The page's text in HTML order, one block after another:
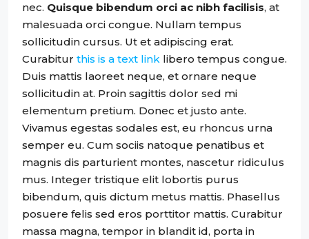
nec. Quisque bibendum orci ac nibh facilisis, at
malesuada orci congue. Nullam tempus
sollicitudin cursus. Ut et adipiscing erat.
Curabitur this is a text link libero tempus congue.
Duis mattis laoreet neque, et ornare neque
sollicitudin at. Proin sagittis dolor sed mi
elementum pretium. Donec et justo ante.
Vivamus egestas sodales est, eu rhoncus urna
semper eu. Cum sociis natoque penatibus et
magnis dis parturient montes, nascetur ridiculus
mus. Integer tristique elit lobortis purus
bibendum, quis dictum metus mattis. Phasellus
posuere felis sed eros porttitor mattis. Curabitur
massa magna, tempor in blandit id, porta in